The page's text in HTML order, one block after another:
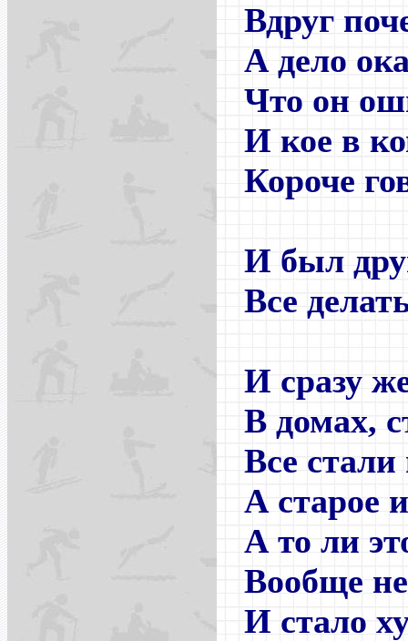
Вдруг
А дело
Что он
И кое в
Короче
И был
Все
И сразу
В домах,
Все стали
А старое
А то ли
Вообще
И стало